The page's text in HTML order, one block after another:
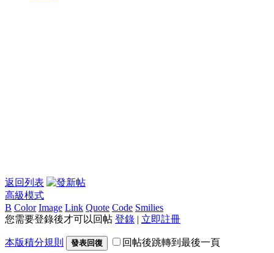
返回列表
高級模式
B Color Image Link Quote Code Smilies
您需要登錄後才可以回帖 登錄 | 立即註冊
本版積分規則 發表回復 回帖後跳轉到最後一頁